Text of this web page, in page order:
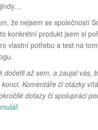
že nejsem se společností
konkrétní produkt jsem si
vlastní potřebu a test na
dočetli až sem, a zaujal vás,
Komentáře či otázky
dotazy či spolupráci
.